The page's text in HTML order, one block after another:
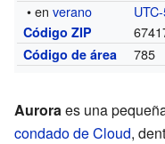
• enverano
Código ZIP
Código de área 785
Auroraes una
condado de Cloud,